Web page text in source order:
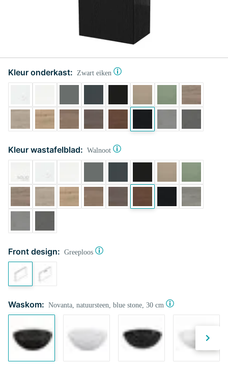
Kleur onderkast: Zwart eiken
Kleur wastafelblad: Walnoot
Front design: Greeploos
Waskom: Novanta, natuursteen, blue stone, 30 cm